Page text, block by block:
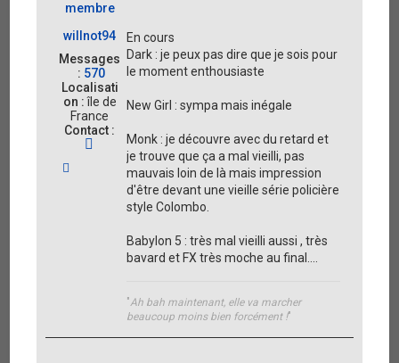
willnot94
Messages
: 570
Localisati
on :île de
France
Contact :
En cours
Dark : je peux pas dire que je sois pour
le moment enthousiaste
New Girl : sympa mais inégale
Monk : je découvre avec du retard et
je trouve que ça a mal vieilli, pas
mauvais loin de là mais impression
d'être devant une vieille série policière
style Colombo.
Babylon 5 : très mal vieilli aussi , très
bavard et FX très moche au final....
"Ah bah maintenant, elle va marcher
beaucoup moins bien forcément !"